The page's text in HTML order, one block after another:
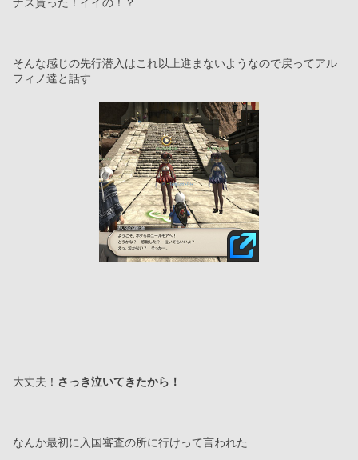
そんな感じの先行潜入はこれ以上進まないようなので戻ってアル
フィノ達と話す
大丈夫！ さっき泣いてきたから！
なんか最初に入国審査の所に行けって言われた